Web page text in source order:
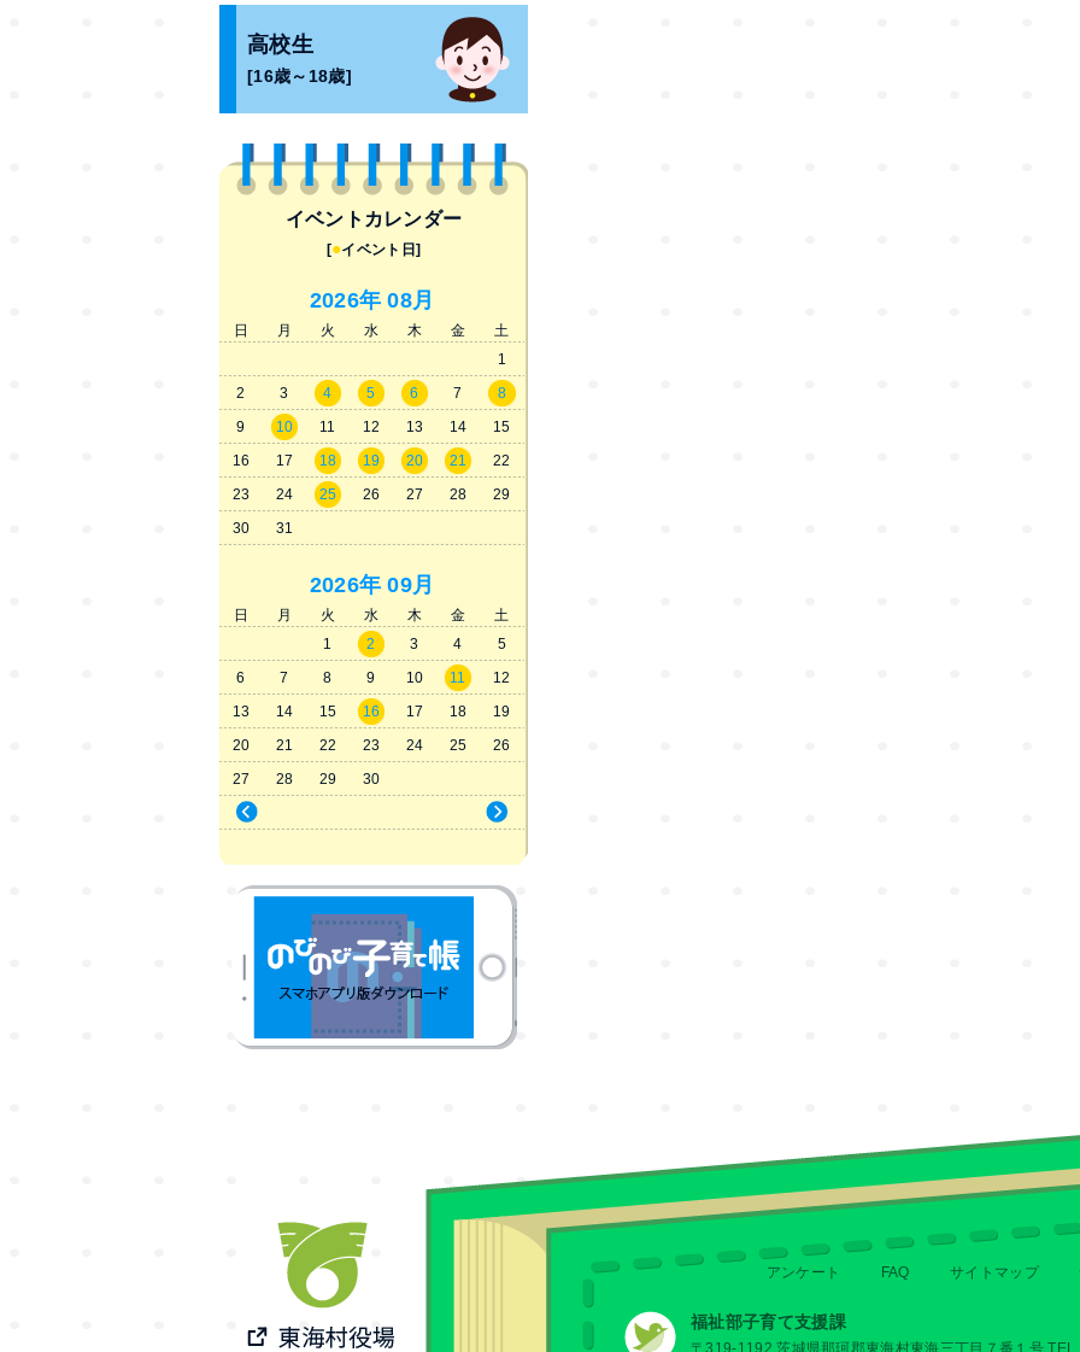
高校生
[16歳～18歳]
イベントカレンダー
[●イベント日]
2026年 08月
日 月 火 水 木 金
土
1
2
3 4 5 6 7
8
9
10 11 12 13 14
15
16
17 18 19 20 21
22
23
24 25 26 27 28
29
30
31
2026年 09月
日 月 火 水 木 金 土
1 2 3 4
5
6
7 8 9 10 11
12
13
14 15 16 17 18
19
20
21 22 23 24 25
26
27
28 29 30
アンケート FAQ サイトマップ
福祉部子育て支援課
〒319-1192 茨城県那珂郡東海村東海三丁目７番１号